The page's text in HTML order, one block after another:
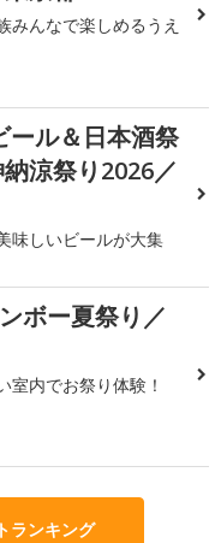
みんなで楽しめるうえ
ール＆日本酒祭
涼祭り2026／
味しいビールが大集
ボー夏祭り／
室内でお祭り体験！
ランキング